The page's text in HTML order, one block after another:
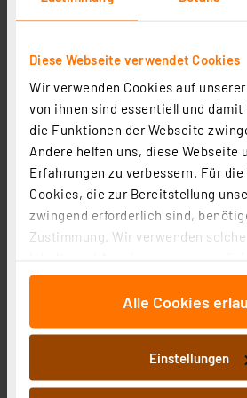
Diese Webseite verwendet Cookies
Wir verwenden Cookies auf
von ihnen sind essentiell und
die Funktionen der Webseite
Andere helfen uns, diese Webseite
Erfahrungen zu verbessern. Für die
Cookies, die zur Bereitstellung
zwingend erforderlich sind,
Zustimmung. Wir verwenden
für soziale Medien anbieten zu
auf unsere Website zu analysieren.
an unsere Partner für soziale
Analysen weiter. Unsere Partner
Informationen möglicherweise mit
Alle Cookies
Einstellungen
1 2 3 4 5